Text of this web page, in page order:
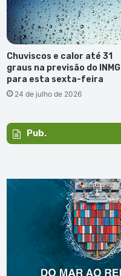
Chuviscos e calor até 31
graus na previsão do INMG
para esta sexta-feira
24 de julho de 2026
Pub.